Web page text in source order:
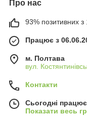
Про нас
93% позитивних з
Працює з
м. Полтава
вул.
Контакти
Сьогодні
Показати весь